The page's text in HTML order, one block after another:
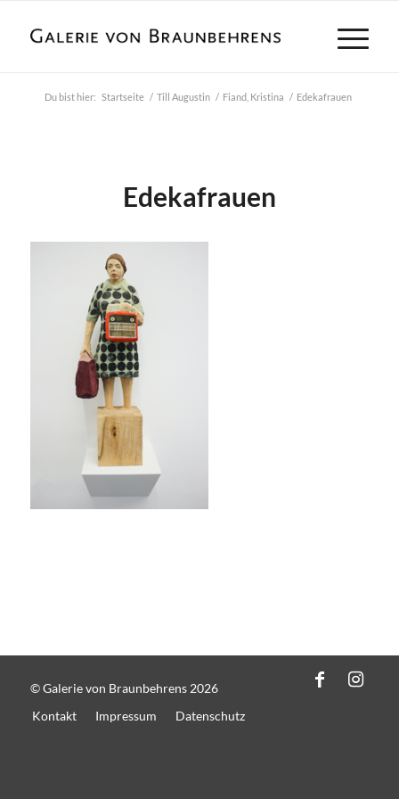
Du bist hier: Startseite / Till Augustin / Fiand, Kristina / Edekafrauen
Edekafrauen
© Galerie von Braunbehrens 2026
Kontakt
Impressum Datenschutz